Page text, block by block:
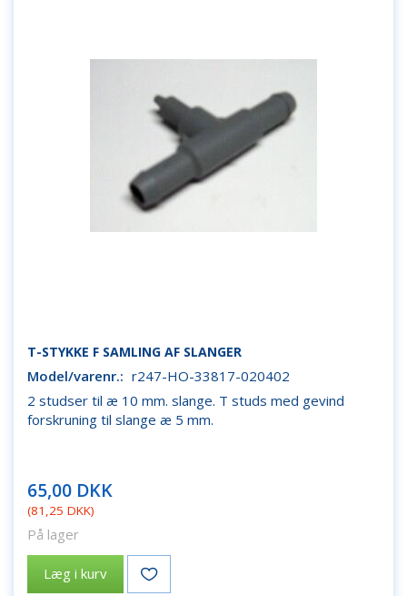
T-STYKKE F SAMLING AF SLANGER
Model/varenr.: r247-HO-33817-020402
2 studser til æ 10 mm. slange. T studs med gevind
forskruning til slange æ 5 mm.
65,00 DKK
(81,25 DKK)
På lager
Læg i kurv